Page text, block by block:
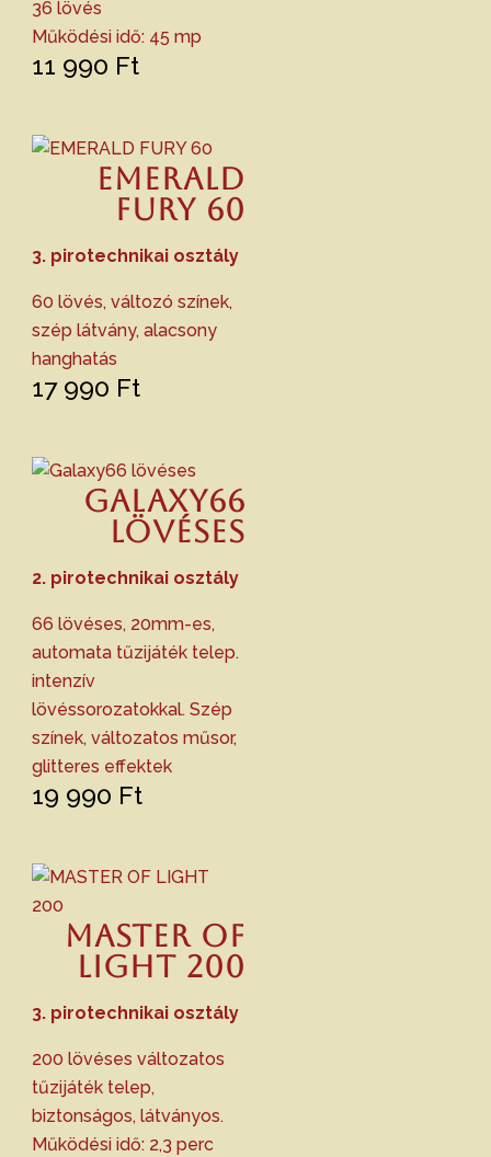
36 lövés
Működési idő: 45 mp
11 990 Ft
EMERALD
FURY 60
3. pirotechnikai osztály
60 lövés, változó színek,
szép látvány, alacsony
hanghatás
17 990 Ft
Galaxy66
lövéses
2. pirotechnikai osztály
66 lövéses, 20mm-es,
automata tűzijáték telep.
intenzív
lövéssorozatokkal. Szép
színek, változatos műsor,
glitteres effektek
19 990 Ft
MASTER OF
LIGHT 200
3. pirotechnikai osztály
200 lövéses változatos
tűzijáték telep,
biztonságos, látványos.
Működési idő: 2,3 perc